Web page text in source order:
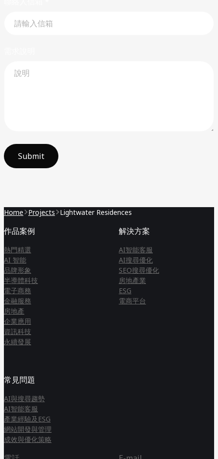
Submit
Home Projects Lightwater Residences
作品案例
熱門精選
AI 智能
品牌形象
半導體科技
電子商務
金融服務
房地產
企業應用
資訊科技
永續發展
解決方案
AI智能客服
AI搜尋優化
SEO搜尋優化
房地產業
ESG
電商平台
常見問題
AI與搜尋趨勢
AI智能客服
產業經驗及ESG
網站開發與管理
成效與優化策略